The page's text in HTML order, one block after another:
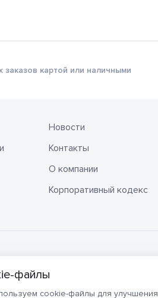
cookie-файлы для улучшения
картой или наличными
Новости
Контакты
О компании
Корпоративный кодекс